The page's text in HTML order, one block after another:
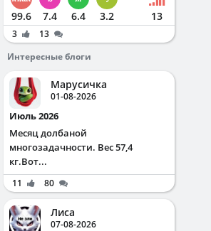
99.6 7.4 6.4 3.2 13
3
13
Интересные блоги
Марусичка
01-08-2026
Июль 2026
Месяц долбаной
многозадачности. Вес 57,4
кг.Вот...
11 80
Лиса
07-08-2026